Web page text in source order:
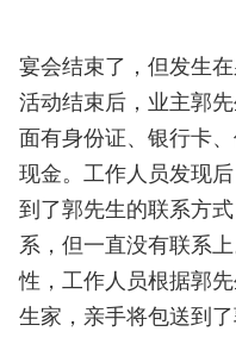
宴会结束了，但发生
活动结束后，业主郭
面有身份证、银行卡
现金。工作人员发现
到了郭先生的联系方
系，但一直没有联系
性，工作人员根据郭
生家，亲手将包送到了